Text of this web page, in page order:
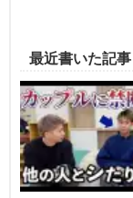
最近書いた記事